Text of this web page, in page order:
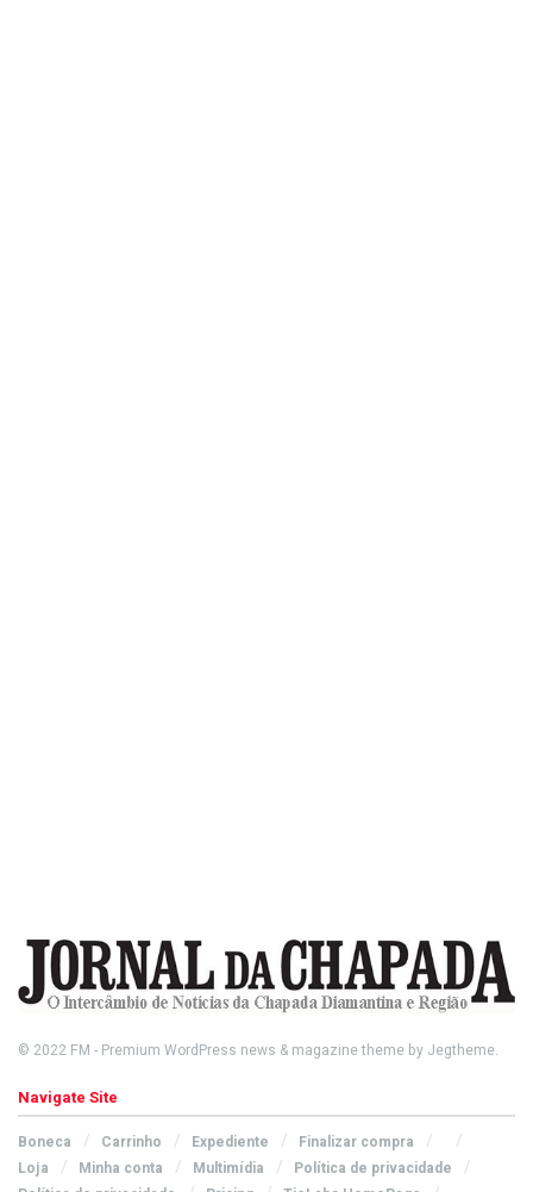
© 2022 FM - Premium WordPress news & magazine theme by Jegtheme.
Navigate Site
Boneca Carrinho Expediente
Finalizar compra
Loja
Minha conta Multimídia
Política de privacidade